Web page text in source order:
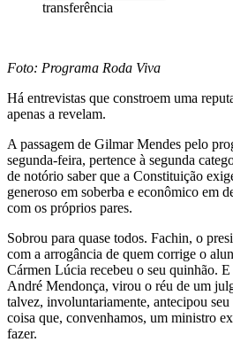
transferência
Foto: Programa Roda Viva
Há entrevistas que constroem uma
apenas a revelam.
A passagem de Gilmar Mendes pelo
segunda-feira, pertence à segunda
de notório saber que a Constituição
generoso em soberba e econômico em
com os próprios pares.
Sobrou para quase todos. Fachin, o
com a arrogância de quem corrige o
Cármen Lúcia recebeu o seu quinhão.
André Mendonça, virou o réu de um
talvez, involuntariamente, antecipou
coisa que, convenhamos, um ministro
fazer.